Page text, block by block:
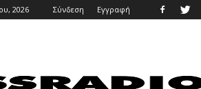
2026 Σύνδεση Εγγραφή